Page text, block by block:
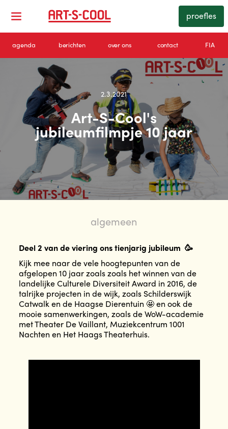
proefles
agenda berichten over ons contact FIA
2.3.2021
Art-S-Cool's
jubileumfilmpje 10 jaar
algemeen
Deel 2 van de viering ons tienjarig jubileum 🥳
Kijk mee naar de vele hoogtepunten van de
afgelopen 10 jaar zoals zoals het winnen van de
landelijke Culturele Diversiteit Award in 2016, de
talrijke projecten in de wijk, zoals Schilderswijk
Catwalk en de Haagse Dierentuin 🤩 en ook de
mooie samenwerkingen, zoals de WoW-academie
met Theater De Vaillant, Muziekcentrum 1001
Nachten en Het Haags Theaterhuis.